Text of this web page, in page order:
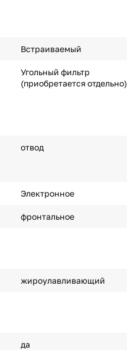
Встраиваемый
Угольный фильтр
(приобретается отдельно)
отвод
Электронное
фронтальное
жироулавливающий
да